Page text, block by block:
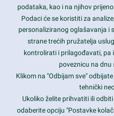
Contact Info
1600 Amphitheatre Parkway,
prothemes.net@gmail.com
Daily: 9:00 am - 6:00 pm
Sunday: Closed
podataka, kao i na njihov
Podaci će se koristiti za
personaliziranog oglašavanja i
strane trećih pružatelja
kontrolirati i prilagođavati, pa
poveznicu na dnu
Klikom na "Odbijam sve"
tehnički
Ukoliko želite prihvatiti ili
odaberite opciju "Postavke